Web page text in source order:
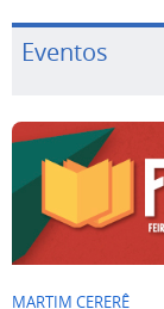
Eventos
MARTIM CERERÊ